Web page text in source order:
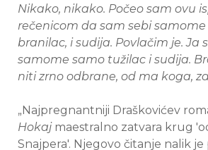
Nikako, nikako. Počeo sam ovu
rečenicom da sam sebi samome
branilac, i sudija. Povlačim je. Ja
samome samo tužilac i sudija.
niti zrno odbrane, od ma koga,
„Najpregnantniji Draškovićev
Hokajmaestralno zatvara krug
Snajpera'. Njegovo čitanje nalik